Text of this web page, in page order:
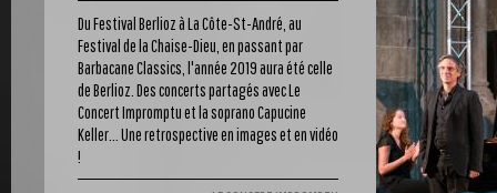
Du Festival Berlioz à La Côte-St-André, au
Festival de la Chaise-Dieu, en passant par
Barbacane Classics, l'année 2019 aura été celle
de Berlioz. Des concerts partagés avec Le
Concert Impromptu et la soprano Capucine
Keller... Une retrospective en images et en vidéo
!